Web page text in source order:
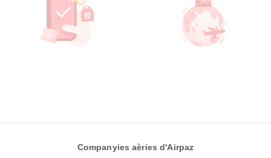
Companyies aèries d'Airpaz